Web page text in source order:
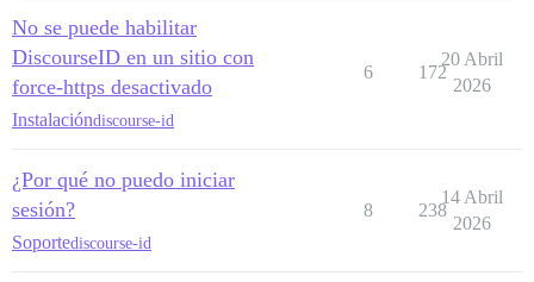
No se puede habilitar
DiscourseID en un sitio con
force-https desactivado
Instalacióndiscourse-id
6 172
20 Abril
2026
¿Por qué no puedo iniciar
sesión?
Soportediscourse-id
8 238
14 Abril
2026